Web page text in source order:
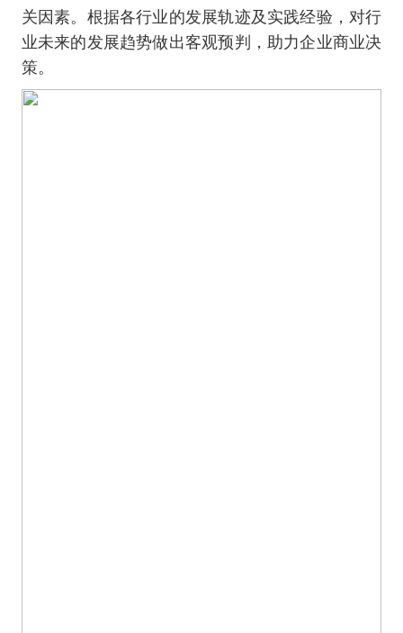
关因素。根据各行业的发展轨迹及实践经验，对行
业未来的发展趋势做出客观预判，助力企业商业决
策。